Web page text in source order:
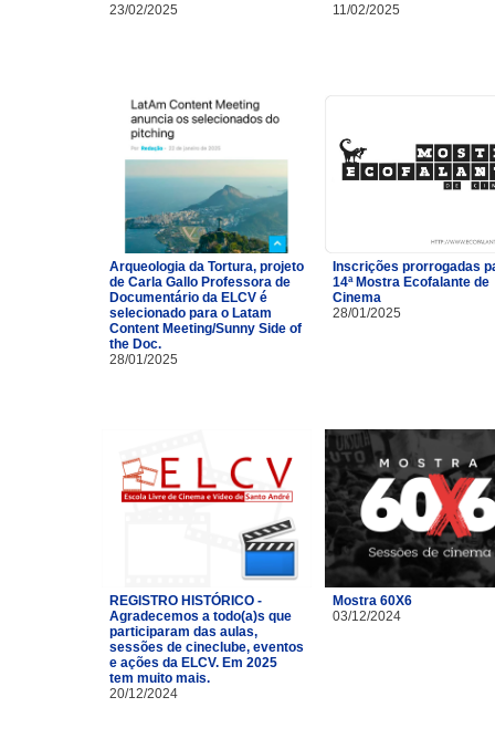
23/02/2025
11/02/2025
Arqueologia da Tortura, projeto
de Carla Gallo Professora de
Documentário da ELCV é
selecionado para o Latam
Content Meeting/Sunny Side of
the Doc.
28/01/2025
Inscrições prorrogadas
14ª Mostra Ecofalante de
Cinema
28/01/2025
REGISTRO HISTÓRICO -
Agradecemos a todo(a)s que
participaram das aulas,
sessões de cineclube, eventos
e ações da ELCV. Em 2025
tem muito mais.
20/12/2024
Mostra 60X6
03/12/2024